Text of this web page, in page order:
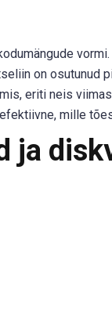
on osutunud
eriti neis
mille
ja